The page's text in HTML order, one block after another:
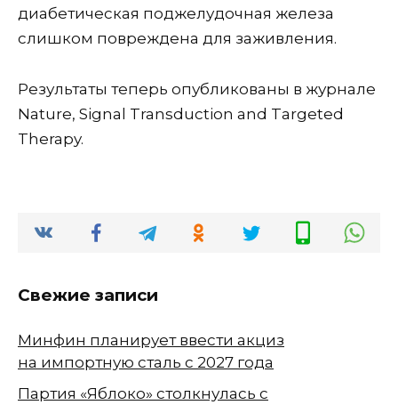
диабетическая поджелудочная железа
слишком повреждена для заживления.
Результаты теперь опубликованы в журнале
Nature, Signal Transduction and Targeted
Therapy.
Свежие записи
Минфин планирует ввести акциз
на импортную сталь с 2027 года
Партия «Яблоко» столкнулась с